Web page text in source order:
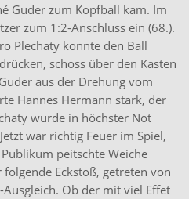
Guder zum Kopfball kam. Im
zum 1:2-Anschluss ein (68.).
Plechaty konnte den Ball
schoss über den Kasten
aus der Drehung vom
Hannes Hermann stark, der
wurde in höchster Not
war richtig Feuer im Spiel,
peitschte Weiche
Eckstoß, getreten von
Ob der mit viel Effet